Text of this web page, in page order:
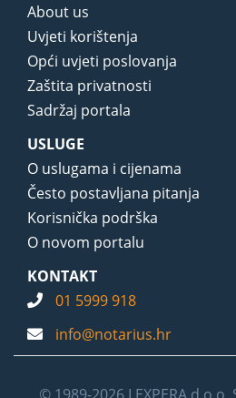
About us
Uvjeti korištenja
Opći uvjeti poslovanja
Zaštita privatnosti
Sadržaj portala
USLUGE
O uslugama i cijenama
Često postavljana pitanja
Korisnička podrška
O novom portalu
KONTAKT
01 5999 918
info@notarius.hr